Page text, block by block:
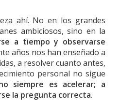
ahí. No en los grandes
ambiciosos, sino en la
a tiempo y observarse
años nos han enseñado a
a resolver cuanto antes,
personal no sigue
siempre es acelerar; a
la pregunta correcta.